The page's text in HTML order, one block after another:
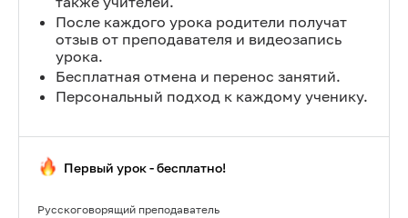
После каждого урока родители получат
отзыв от преподавателя и видеозапись
урока.
Бесплатная отмена и перенос занятий.
Персональный подход к каждому ученику.
Первый урок - бесплатно!
Русскоговорящий преподаватель